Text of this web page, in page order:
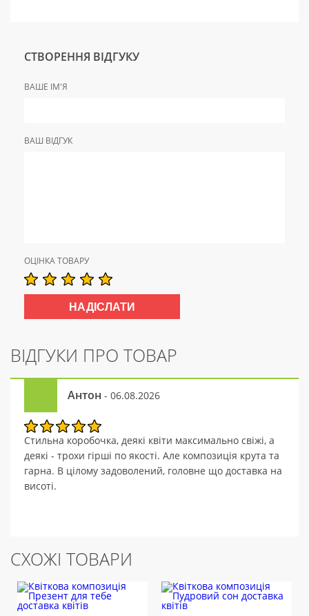
СТВОРЕННЯ ВІДГУКУ
ВАШЕ ІМ'Я
ВАШ ВІДГУК
ОЦІНКА ТОВАРУ
ВІДГУКИ ПРО ТОВАР
Антон - 06.08.2026
Стильна коробочка, деякі квіти максимально свіжі, а
деякі - трохи гірші по якості. Але композиція крута та
гарна. В цілому задоволений, головне що доставка на
висоті.
СХОЖІ ТОВАРИ